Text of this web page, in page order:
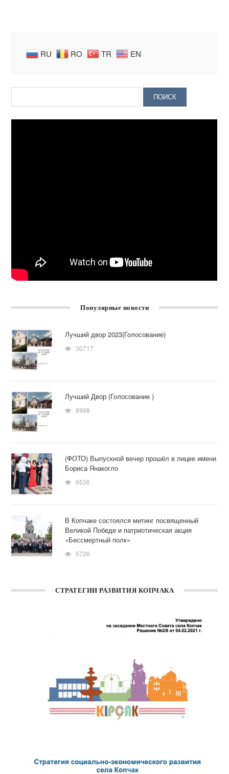
RU RO TR EN
Популярные новости
Лучший двор 2023(Голосование)
30717
Лучший Двор (Голосование )
8998
(ФОТО) Выпускной вечер прошёл в лицее имени
Бориса Янакогло
6536
В Копчаке состоялся митинг посвященный
Великой Победе и патриотическая акция
«Бессмертный полк»
5726
СТРАТЕГИИ РАЗВИТИЯ КОПЧАКА